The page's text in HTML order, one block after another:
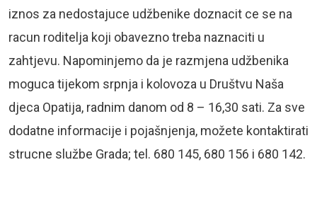
iznos za nedostajuce udžbenike doznacit ce se na
racun roditelja koji obavezno treba naznaciti u
zahtjevu. Napominjemo da je razmjena udžbenika
moguca tijekom srpnja i kolovoza u Društvu Naša
djeca Opatija, radnim danom od 8 – 16,30 sati. Za sve
dodatne informacije i pojašnjenja, možete kontaktirati
strucne službe Grada; tel. 680 145, 680 156 i 680 142.